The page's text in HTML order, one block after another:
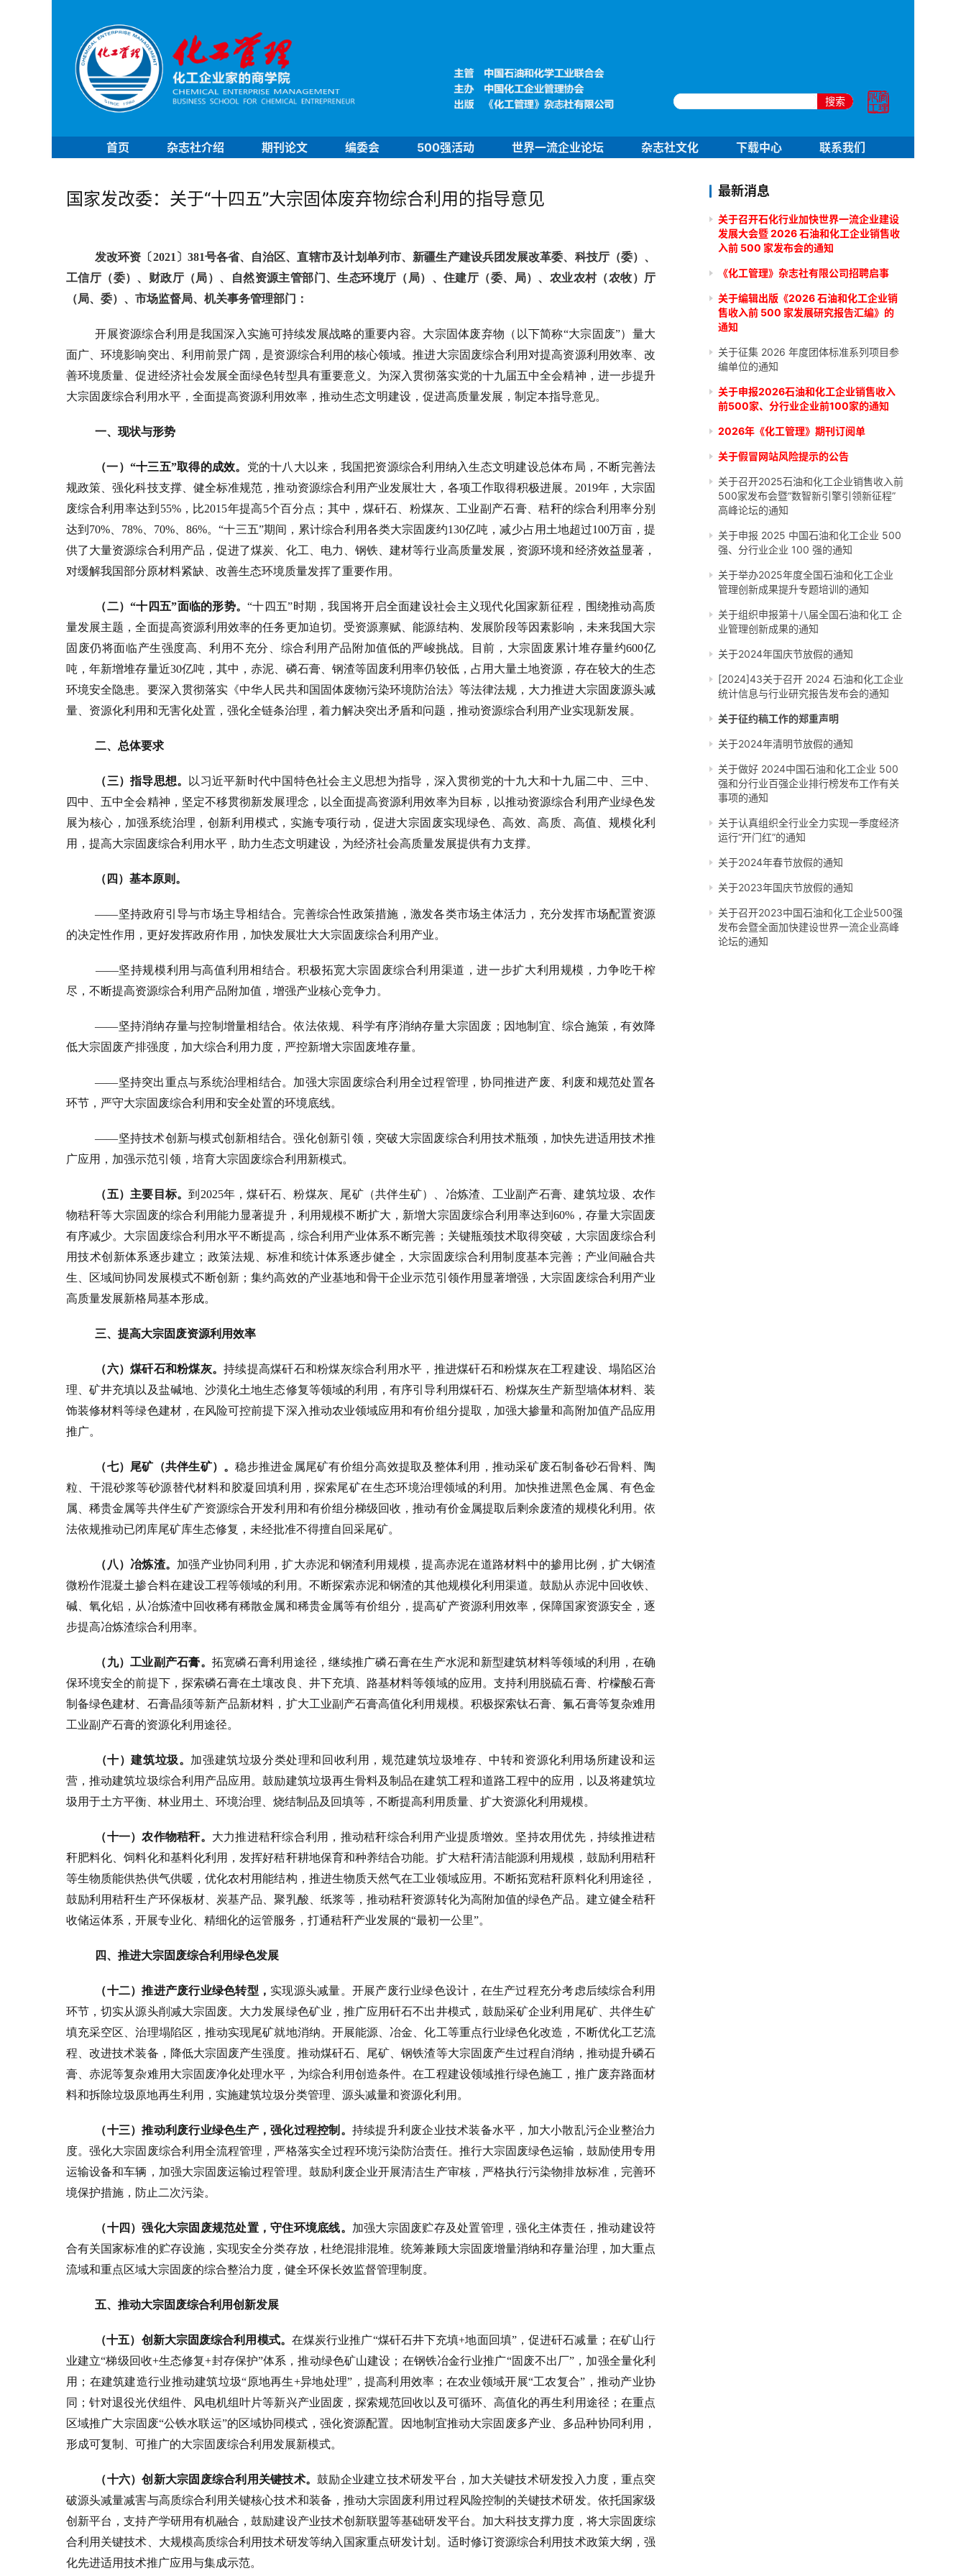
搜索
首页 杂志社介绍 期刊论文 编委会 500强活动 世界一流企业论坛 杂志社文化 下载中心 联系我们
国家发改委：关于“十四五”大宗固体废弃物综合利用的指导意见
发改环资〔2021〕381号各省、自治区、直辖市及计划单列市、新疆生产建设兵团发展改革委、科技厅（委）、
工信厅（委）、财政厅（局）、自然资源主管部门、生态环境厅（局）、住建厅（委、局）、农业农村（农牧）厅
（局、委）、市场监督局、机关事务管理部门：
开展资源综合利用是我国深入实施可持续发展战略的重要内容。大宗固体废弃物（以下简称“大宗固废”）量大
面广、环境影响突出、利用前景广阔，是资源综合利用的核心领域。推进大宗固废综合利用对提高资源利用效率、改
善环境质量、促进经济社会发展全面绿色转型具有重要意义。为深入贯彻落实党的十九届五中全会精神，进一步提升
大宗固废综合利用水平，全面提高资源利用效率，推动生态文明建设，促进高质量发展，制定本指导意见。
一、现状与形势
（一） “十三五”取得的成效。 党的十八大以来，我国把资源综合利用纳入生态文明建设总体布局，不断完善法
规政策、强化科技支撑、健全标准规范，推动资源综合利用产业发展壮大，各项工作取得积极进展。 2019年，大宗固
废综合利用率达到55%，比2015年提高5个百分点；其中，煤矸石、粉煤灰、工业副产石膏、秸秆的综合利用率分别
达到70%、78%、70%、86%。“十三五”期间，累计综合利用各类大宗固废约130亿吨，减少占用土地超过100万亩，提
供了大量资源综合利用产品，促进了煤炭、化工、电力、钢铁、建材等行业高质量发展，资源环境和经济效益显著，
对缓解我国部分原材料紧缺、改善生态环境质量发挥了重要作用。
（二）“十四五”面临的形势。“十四五”时期，我国将开启全面建设社会主义现代化国家新征程，围绕推动高质
量发展主题，全面提高资源利用效率的任务更加迫切。受资源禀赋、能源结构、发展阶段等因素影响，未来我国大宗
固废仍将面临产生强度高、利用不充分、综合利用产品附加值低的严峻挑战。目前，大宗固废累计堆存量约600亿
吨，年新增堆存量近30亿吨，其中，赤泥、磷石膏、钢渣等固废利用率仍较低，占用大量土地资源，存在较大的生态
环境安全隐患。要深入贯彻落实《中华人民共和国固体废物污染环境防治法》等法律法规，大力推进大宗固废源头减
量、资源化利用和无害化处置，强化全链条治理，着力解决突出矛盾和问题，推动资源综合利用产业实现新发展。
二、总体要求
（三）指导思想。
以习近平新时代中国特色社会主义思想为指导，深入贯彻党的十九大和十九届二中、三中、
四中、五中全会精神，坚定不移贯彻新发展理念，以全面提高资源利用效率为目标，以推动资源综合利用产业绿色发
展为核心，加强系统治理，创新利用模式，实施专项行动，促进大宗固废实现绿色、高效、高质、高值、规模化利
用，提高大宗固废综合利用水平，助力生态文明建设，为经济社会高质量发展提供有力支撑。
（四）基本原则。
——坚持政府引导与市场主导相结合。完善综合性政策措施，激发各类市场主体活力，充分发挥市场配置资源
的决定性作用，更好发挥政府作用，加快发展壮大大宗固废综合利用产业。
——坚持规模利用与高值利用相结合。积极拓宽大宗固废综合利用渠道，进一步扩大利用规模，力争吃干榨
尽，不断提高资源综合利用产品附加值，增强产业核心竞争力。
——坚持消纳存量与控制增量相结合。依法依规、科学有序消纳存量大宗固废；因地制宜、综合施策，有效降
低大宗固废产排强度，加大综合利用力度，严控新增大宗固废堆存量。
——坚持突出重点与系统治理相结合。加强大宗固废综合利用全过程管理，协同推进产废、利废和规范处置各
环节，严守大宗固废综合利用和安全处置的环境底线。
——坚持技术创新与模式创新相结合。强化创新引领，突破大宗固废综合利用技术瓶颈，加快先进适用技术推
广应用，加强示范引领，培育大宗固废综合利用新模式。
（五）主要目标。到 2025年，煤矸石、粉煤灰、尾矿（共伴生矿）、冶炼渣、工业副产石膏、建筑垃圾、农作
物秸秆等大宗固废的综合利用能力显著提升，利用规模不断扩大，新增大宗固废综合利用率达到60%，存量大宗固废
有序减少。大宗固废综合利用水平不断提高，综合利用产业体系不断完善；关键瓶颈技术取得突破，大宗固废综合利
用技术创新体系逐步建立；政策法规、标准和统计体系逐步健全，大宗固废综合利用制度基本完善；产业间融合共
生、区域间协同发展模式不断创新；集约高效的产业基地和骨干企业示范引领作用显著增强，大宗固废综合利用产业
高质量发展新格局基本形成。
三、提高大宗固废资源利用效率
（六）煤矸石和粉煤灰。 持续提高煤矸石和粉煤灰综合利用水平，推进煤矸石和粉煤灰在工程建设、塌陷区治
理、矿井充填以及盐碱地、沙漠化土地生态修复等领域的利用，有序引导利用煤矸石、粉煤灰生产新型墙体材料、装
饰装修材料等绿色建材，在风险可控前提下深入推动农业领域应用和有价组分提取，加强大掺量和高附加值产品应用
推广。
（七）尾矿（共伴生矿）。稳步推进金属尾矿有价组分高效提取及整体利用，推动采矿废石制备砂石骨料、陶
粒、干混砂浆等砂源替代材料和胶凝回填利用，探索尾矿在生态环境治理领域的利用。加快推进黑色金属、有色金
属、稀贵金属等共伴生矿产资源综合开发利用和有价组分梯级回收，推动有价金属提取后剩余废渣的规模化利用。依
法依规推动已闭库尾矿库生态修复，未经批准不得擅自回采尾矿。
（ 八）冶炼渣。 加强产业协同利用，扩大赤泥和钢渣利用规模，提高赤泥在道路材料中的掺用比例，扩大钢渣
微粉作混凝土掺合料在建设工程等领域的利用。不断探索赤泥和钢渣的其他规模化利用渠道。鼓励从赤泥中回收铁、
碱、氧化铝，从冶炼渣中回收稀有稀散金属和稀贵金属等有价组分，提高矿产资源利用效率，保障国家资源安全，逐
步提高冶炼渣综合利用率。
（九）工业副产石膏。 拓宽磷石膏利用途径，继续推广磷石膏在生产水泥和新型建筑材料等领域的利用，在确
保环境安全的前提下，探索磷石膏在土壤改良、井下充填、路基材料等领域的应用。支持利用脱硫石膏、柠檬酸石膏
制备绿色建材、石膏晶须等新产品新材料，扩大工业副产石膏高值化利用规模。积极探索钛石膏、氟石膏等复杂难用
工业副产石膏的资源化利用途径。
（十）建筑垃圾。 加强建筑垃圾分类处理和回收利用，规范建筑垃圾堆存、中转和资源化利用场所建设和运
营，推动建筑垃圾综合利用产品应用。鼓励建筑垃圾再生骨料及制品在建筑工程和道路工程中的应用，以及将建筑垃
圾用于土方平衡、林业用土、环境治理、烧结制品及回填等，不断提高利用质量、扩大资源化利用规模。
（十一）农作物秸秆。 大力推进秸秆综合利用，推动秸秆综合利用产业提质增效。坚持农用优先，持续推进秸
秆肥料化、饲料化和基料化利用，发挥好秸秆耕地保育和种养结合功能。扩大秸秆清洁能源利用规模，鼓励利用秸秆
等生物质能供热供气供暖，优化农村用能结构，推进生物质天然气在工业领域应用。不断拓宽秸秆原料化利用途径，
鼓励利用秸秆生产环保板材、炭基产品、聚乳酸、纸浆等，推动秸秆资源转化为高附加值的绿色产品。建立健全秸秆
收储运体系，开展专业化、精细化的运管服务，打通秸秆产业发展的“最初一公里”。
四、推进大宗固废综合利用绿色发展
（十二）推进产废行业绿色转型， 实现源头减量。开展产废行业绿色设计，在生产过程充分考虑后续综合利用
环节，切实从源头削减大宗固废。大力发展绿色矿业，推广应用矸石不出井模式，鼓励采矿企业利用尾矿、共伴生矿
填充采空区、治理塌陷区，推动实现尾矿就地消纳。开展能源、冶金、化工等重点行业绿色化改造，不断优化工艺流
程、改进技术装备，降低大宗固废产生强度。推动煤矸石、尾矿、钢铁渣等大宗固废产生过程自消纳，推动提升磷石
膏、赤泥等复杂难用大宗固废净化处理水平，为综合利用创造条件。在工程建设领域推行绿色施工，推广废弃路面材
料和拆除垃圾原地再生利用，实施建筑垃圾分类管理、源头减量和资源化利用。
（十三）推动利废行业绿色生产，强化过程控制。 持续提升利废企业技术装备水平，加大小散乱污企业整治力
度。强化大宗固废综合利用全流程管理，严格落实全过程环境污染防治责任。推行大宗固废绿色运输，鼓励使用专用
运输设备和车辆，加强大宗固废运输过程管理。鼓励利废企业开展清洁生产审核，严格执行污染物排放标准，完善环
境保护措施，防止二次污染。
（十四）强化大宗固废规范处置，守住环境底线。 加强大宗固废贮存及处置管理，强化主体责任，推动建设符
合有关国家标准的贮存设施，实现安全分类存放，杜绝混排混堆。统筹兼顾大宗固废增量消纳和存量治理，加大重点
流域和重点区域大宗固废的综合整治力度，健全环保长效监督管理制度。
五、推动大宗固废综合利用创新发展
（十五）创新大宗固废综合利用模式。 在煤炭行业推广“煤矸石井下充填+地面回填”，促进矸石减量；在矿山行
业建立“梯级回收+生态修复+封存保护”体系，推动绿色矿山建设；在钢铁冶金行业推广“固废不出厂”，加强全量化利
用；在建筑建造行业推动建筑垃圾“原地再生+异地处理”，提高利用效率；在农业领域开展“工农复合”，推动产业协
同；针对退役光伏组件、风电机组叶片等新兴产业固废，探索规范回收以及可循环、高值化的再生利用途径；在重点
区域推广大宗固废“公铁水联运”的区域协同模式，强化资源配置。因地制宜推动大宗固废多产业、多品种协同利用，
形成可复制、可推广的大宗固废综合利用发展新模式。
（十六）创新大宗固废综合利用关键技术。 鼓励企业建立技术研发平台，加大关键技术研发投入力度，重点突
破源头减量减害与高质综合利用关键核心技术和装备，推动大宗固废利用过程风险控制的关键技术研发。依托国家级
创新平台，支持产学研用有机融合，鼓励建设产业技术创新联盟等基础研发平台。加大科技支撑力度，将大宗固废综
合利用关键技术、大规模高质综合利用技术研发等纳入国家重点研发计划。适时修订资源综合利用技术政策大纲，强
化先进适用技术推广应用与集成示范。
最新消息
关于召开石化行业加快世界一流企业建设
发展大会暨 2026 石油和化工企业销售收
入前 500 家发布会的通知
《化工管理》杂志社有限公司招聘启事
关于编辑出版《2026 石油和化工企业销
售收入前 500 家发展研究报告汇编》的
通知
关于征集 2026 年度团体标准系列项目参
编单位的通知
关于申报2026石油和化工企业销售收入
前500家、分行业企业前100家的通知
2026年《化工管理》期刊订阅单
关于假冒网站风险提示的公告
关于召开2025石油和化工企业销售收入前
500家发布会暨“数智新引擎引领新征程”
高峰论坛的通知
关于申报 2025 中国石油和化工企业 500
强、分行业企业 100 强的通知
关于举办2025年度全国石油和化工企业
管理创新成果提升专题培训的通知
关于组织申报第十八届全国石油和化工 企
业管理创新成果的通知
关于2024年国庆节放假的通知
[2024]43关于召开 2024 石油和化工企业
统计信息与行业研究报告发布会的通知
关于征约稿工作的郑重声明
关于2024年清明节放假的通知
关于做好 2024中国石油和化工企业 500
强和分行业百强企业排行榜发布工作有关
事项的通知
关于认真组织全行业全力实现一季度经济
运行“开门红”的通知
关于2024年春节放假的通知
关于2023年国庆节放假的通知
关于召开2023中国石油和化工企业500强
发布会暨全面加快建设世界一流企业高峰
论坛的通知